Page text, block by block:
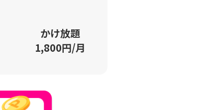
かけ放題
1,800円/月